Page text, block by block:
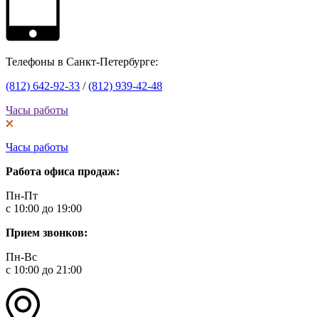
Телефоны в Санкт-Петербурге:
(812) 642-92-33 /(812) 939-42-48
Часы работы
Часы работы
Работа офиса продаж:
Пн-Пт
с 10:00 до 19:00
Прием звонков:
Пн-Вс
с 10:00 до 21:00